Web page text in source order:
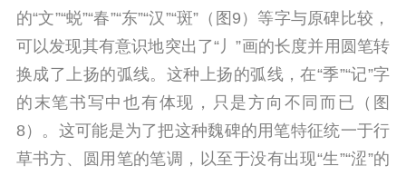
的“文”“蜕”“春”“东”“汉”“斑”（图9）等字与原碑比较，
可以发现其有意识地突出了“丿”画的长度并用圆笔转
换成了上扬的弧线。这种上扬的弧线，在“季”“记”字
的末笔书写中也有体现，只是方向不同而已（图
8）。这可能是为了把这种魏碑的用笔特征统一于行
草书方、圆用笔的笔调，以至于没有出现“生”“涩”的